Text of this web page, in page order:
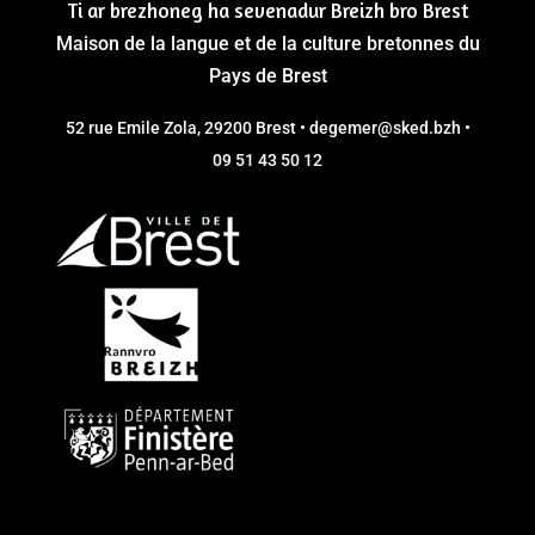
Ti ar brezhoneg ha sevenadur Breizh bro Brest
Maison de la langue et de la culture bretonnes du
Pays de Brest
52 rue Emile Zola, 29200 Brest • degemer@sked.bzh •
09 51 43 50 12